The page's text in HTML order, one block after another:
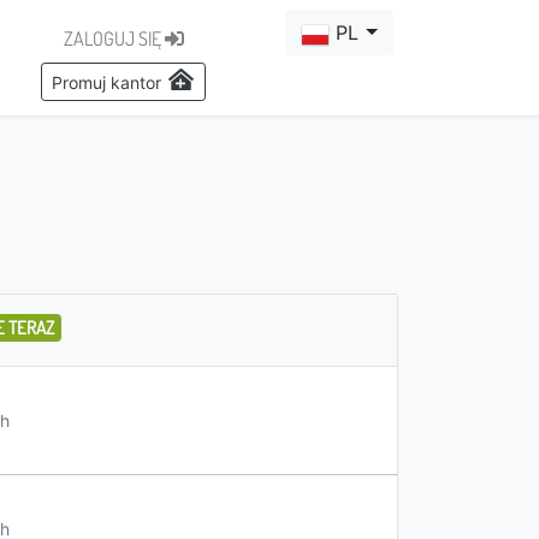
ZALOGUJ SIĘ
Promuj kantor
PL
TERAZ